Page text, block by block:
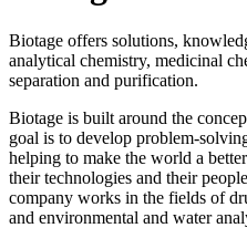
Biotage offers solutions,
analytical chemistry, medicinal
separation and purification.
Biotage is built around the
goal is to develop problem-
helping to make the world a
their technologies and their
company works in the fields of
and environmental and water